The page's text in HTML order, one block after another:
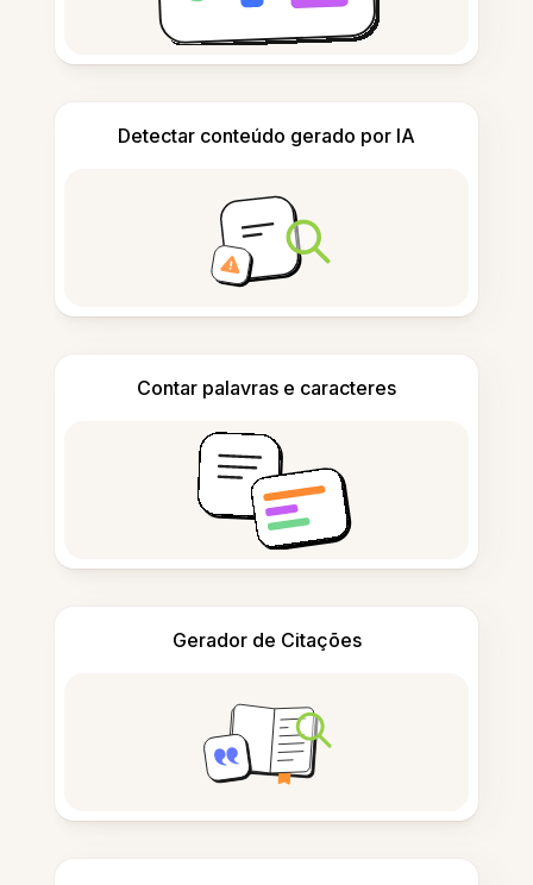
Detectar conteúdo gerado por IA
Contar palavras e caracteres
Gerador de Citações